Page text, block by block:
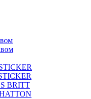
BRITT